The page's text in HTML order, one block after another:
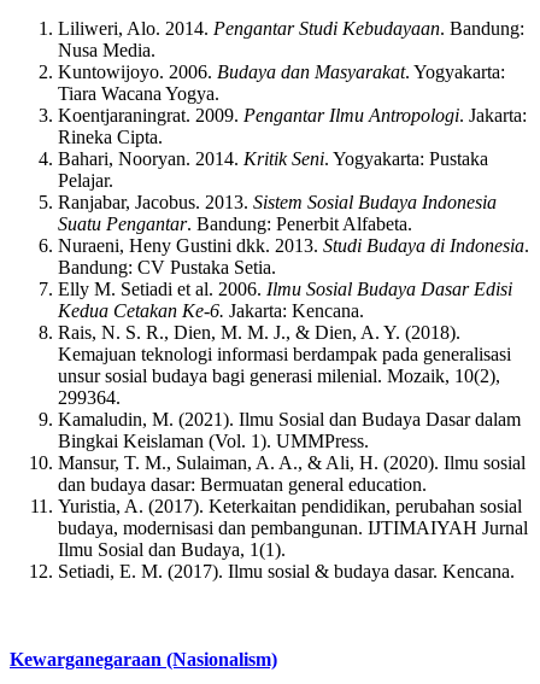
Liliweri, Alo. 2014. Pengantar Studi Kebudayaan. Bandung:
Nusa Media.
Kuntowijoyo. 2006. Budaya dan Masyarakat. Yogyakarta:
Tiara Wacana Yogya.
Koentjaraningrat. 2009. Pengantar Ilmu Antropologi. Jakarta:
Rineka Cipta.
Bahari, Nooryan. 2014. Kritik Seni. Yogyakarta: Pustaka
Pelajar.
Ranjabar, Jacobus. 2013. Sistem Sosial Budaya Indonesia
Suatu Pengantar. Bandung: Penerbit Alfabeta.
Nuraeni, Heny Gustini dkk. 2013. Studi Budaya di Indonesia.
Bandung: CV Pustaka Setia.
Elly M. Setiadi et al. 2006. Ilmu Sosial Budaya Dasar Edisi
Kedua Cetakan Ke-6. Jakarta: Kencana.
Rais, N. S. R., Dien, M. M. J., & Dien, A. Y. (2018).
Kemajuan teknologi informasi berdampak pada generalisasi
unsur sosial budaya bagi generasi milenial. Mozaik, 10(2),
299364.
Kamaludin, M. (2021). Ilmu Sosial dan Budaya Dasar dalam
Bingkai Keislaman (Vol. 1). UMMPress.
Mansur, T. M., Sulaiman, A. A., & Ali, H. (2020). Ilmu sosial
dan budaya dasar: Bermuatan general education.
Yuristia, A. (2017). Keterkaitan pendidikan, perubahan sosial
budaya, modernisasi dan pembangunan. IJTIMAIYAH Jurnal
Ilmu Sosial dan Budaya, 1(1).
Setiadi, E. M. (2017). Ilmu sosial & budaya dasar. Kencana.
Kewarganegaraan (Nasionalism)